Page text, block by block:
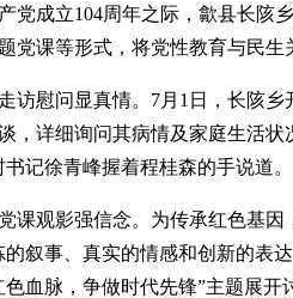
党成立104周年之际，歙县长陔
党课等形式，将党性教育与民生
访慰问显真情。7月1日，长陔
，详细询问其病情及家庭生活
记徐青峰握着程桂森的手说道。
课观影强信念。为传承红色基
的叙事、真实的情感和创新的表
色血脉，争做时代先锋”主题展